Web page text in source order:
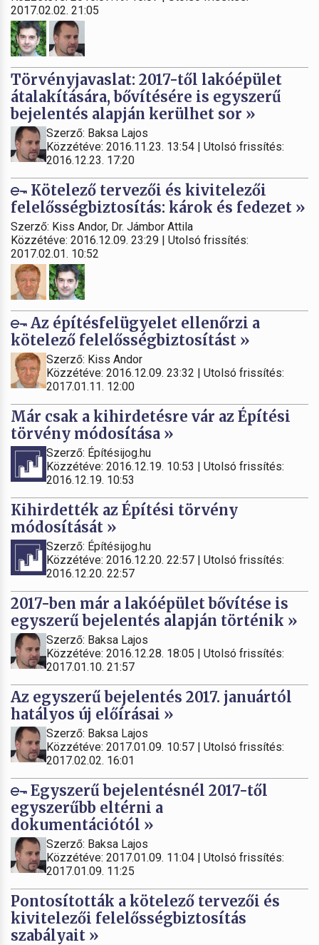
2017.02.02. 21:05
Törvényjavaslat: 2017-től lakóépület
átalakítására, bővítésére is egyszerű
bejelentés alapján kerülhet sor »
Szerző: Baksa Lajos
Közzétéve: 2016.11.23. 13:54 | Utolsó frissítés:
2016.12.23. 17:20
Kötelező tervezői és kivitelezői
felelősségbiztosítás: károk és fedezet »
Szerző: Kiss Andor, Dr. Jámbor Attila
Közzétéve: 2016.12.09. 23:29 | Utolsó frissítés:
2017.02.01. 10:52
Az építésfelügyelet ellenőrzi a
kötelező felelősségbiztosítást »
Szerző: Kiss Andor
Közzétéve: 2016.12.09. 23:32 | Utolsó frissítés:
2017.01.11. 12:00
Már csak a kihirdetésre vár az Építési
törvény módosítása »
Szerző: Építésijog.hu
Közzétéve: 2016.12.19. 10:53 | Utolsó frissítés:
2016.12.19. 10:53
Kihirdették az Építési törvény
módosítását »
Szerző: Építésijog.hu
Közzétéve: 2016.12.20. 22:57 | Utolsó frissítés:
2016.12.20. 22:57
2017-ben már a lakóépület bővítése is
egyszerű bejelentés alapján történik »
Szerző: Baksa Lajos
Közzétéve: 2016.12.28. 18:05 | Utolsó frissítés:
2017.01.10. 21:57
Az egyszerű bejelentés 2017. januártól
hatályos új előírásai »
Szerző: Baksa Lajos
Közzétéve: 2017.01.09. 10:57 | Utolsó frissítés:
2017.02.02. 16:01
Egyszerű bejelentésnél 2017-től
egyszerűbb eltérni a
dokumentációtól »
Szerző: Baksa Lajos
Közzétéve: 2017.01.09. 11:04 | Utolsó frissítés:
2017.01.09. 11:25
Pontosították a kötelező tervezői és
kivitelezői felelősségbiztosítás
szabályait »